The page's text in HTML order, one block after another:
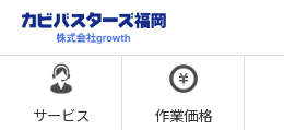
サービス 作業価格